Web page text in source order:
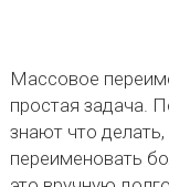
Массовое
простая задача.
знают что
переименовать